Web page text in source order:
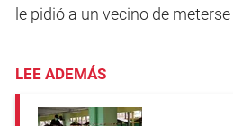
le pidió a un vecino de
LEE ADEMÁS